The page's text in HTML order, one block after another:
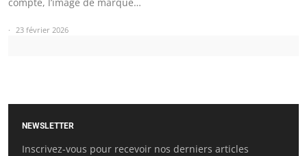
23 février 2026
NEWSLETTER
Inscrivez-vous pour recevoir nos derniers articles